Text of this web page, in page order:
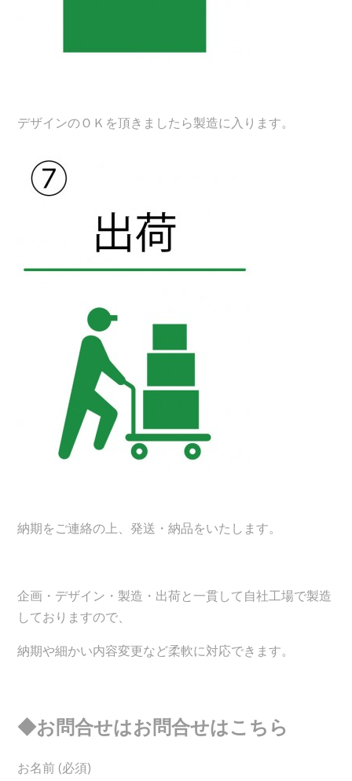
デザインのＯＫを頂きましたら製造に入ります。
納期をご連絡の上、発送・納品をいたします。
企画・デザイン・製造・出荷と一貫して自社工場で製造
しておりますので、
納期や細かい内容変更など柔軟に対応できます。
◆お問合せはお問合せはこちら
お名前 (必須)